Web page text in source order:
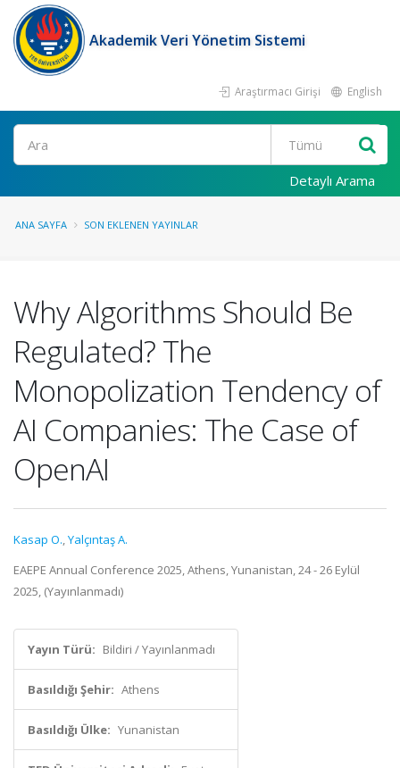
Akademik Veri Yönetim Sistemi
Araştırmacı Girişi English
Ara
Detaylı Arama
ANA SAYFA SON EKLENEN YAYINLAR
Why Algorithms Should Be
Regulated? The
Monopolization Tendency of
AI Companies: The Case of
OpenAI
Kasap O.,Yalçıntaş A.
EAEPE Annual Conference 2025, Athens, Yunanistan, 24 - 26 Eylül
2025, (Yayınlanmadı)
Yayın Türü: Bildiri / Yayınlanmadı
Basıldığı Şehir: Athens
Basıldığı Ülke: Yunanistan